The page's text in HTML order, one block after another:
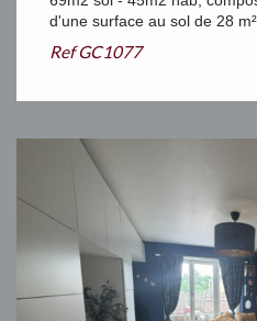
d'une surface au sol de 28 m²
RefGC1077